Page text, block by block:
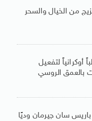
من الخيال والسحر
لتفعيل
بالعمق الروسي
سان جيرمان وديًا